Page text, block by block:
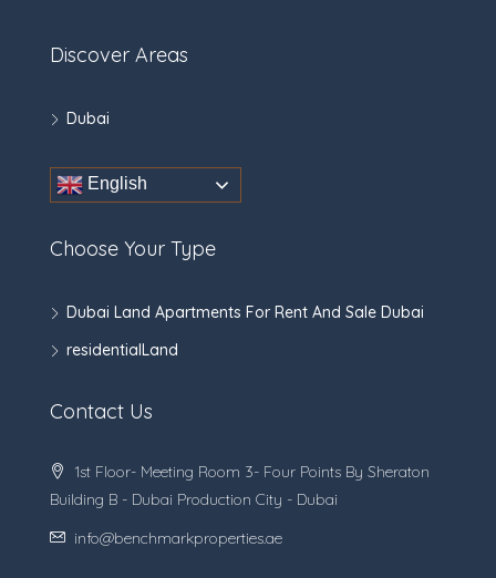
Discover Areas
Dubai
English
Choose Your Type
Dubai Land Apartments For Rent And Sale Dubai
residentialLand
Contact Us
1st Floor- Meeting Room 3- Four Points By Sheraton
Building B - Dubai Production City - Dubai
info@benchmarkproperties.ae